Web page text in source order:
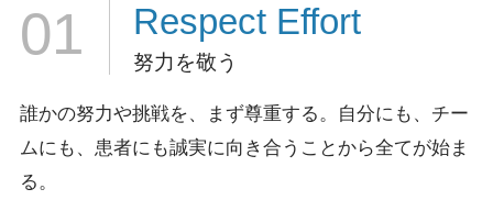
01 Respect Effort
努力を敬う
誰かの努力や挑戦を、まず尊重する。
自分にも、チー
ムにも、患者にも誠実に向き合うことから全てが始ま
る。